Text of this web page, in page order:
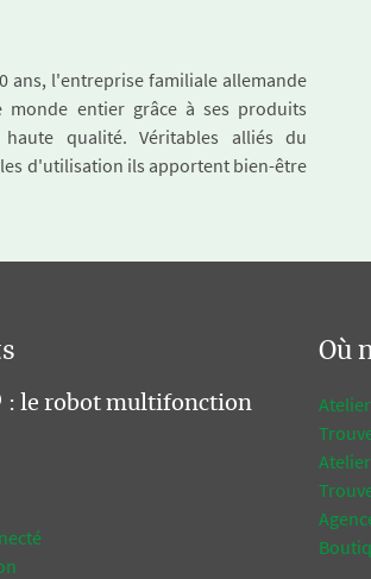
ans, l'entreprise familiale allemande
monde entier grâce à ses produits
qualité. Véritables alliés du
d'utilisation ils apportent bien-être
le robot multifonction
Où